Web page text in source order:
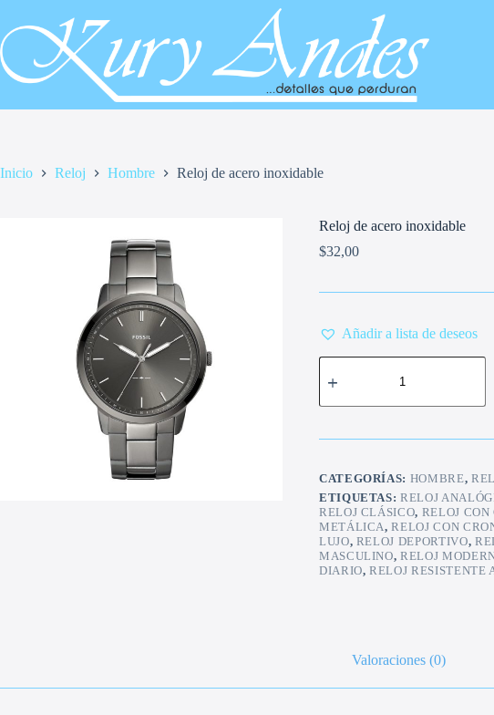
contenido
Inicio Reloj Hombre Reloj de acero inoxidable
Reloj de acero inoxidable
$32,00
Añadir a lista de deseos
Reloj
de
inoxidable
CATEGORÍAS: HOMBRE,
ETIQUETAS:RELOJ
RELOJ CLÁSICO, RELOJ CON
METÁLICA,RELOJ CON
LUJO, RELOJ DEPORTIVO,
MASCULINO,RELOJ
DIARIO,RELOJ RESISTENTE
Valoraciones (0)